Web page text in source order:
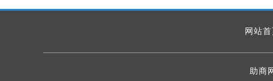
网站首
助商